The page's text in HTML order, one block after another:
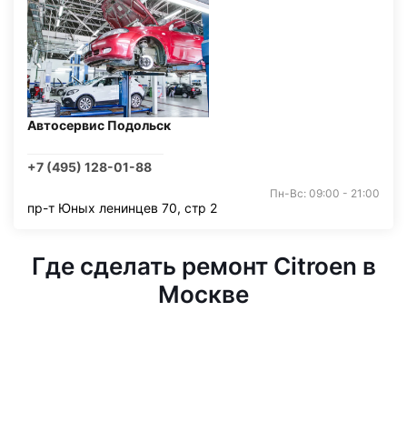
Автосервис Подольск
+7 (495) 128-01-88
Пн-Вс: 09:00 - 21:00
пр-т Юных ленинцев 70, стр 2
Где сделать ремонт Citroen в
Москве